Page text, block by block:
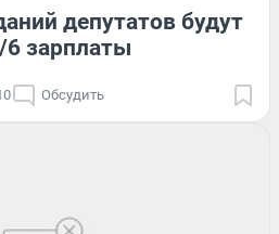
депутатов будут
зарплаты
Обсудить